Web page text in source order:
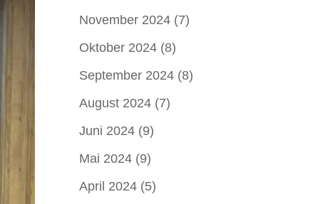
November 2024(7)
Oktober 2024(8)
September 2024(8)
August 2024(7)
Juni 2024(9)
Mai 2024(9)
April 2024(5)